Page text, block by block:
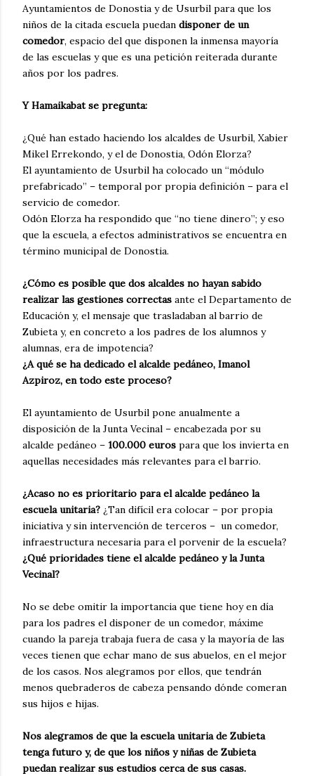
Ayuntamientos de Donostia y de Usurbil para que los
niños de la citada escuela puedan disponer de un
comedor, espacio del que disponen la inmensa mayoría
de las escuelas y que es una petición reiterada durante
años por los padres.
Y Hamaikabat se pregunta:
¿Qué han estado haciendo los alcaldes de Usurbil, Xabier
Mikel Errekondo, y el de Donostia, Odón Elorza?
El ayuntamiento de Usurbil ha colocado un “módulo
prefabricado” – temporal por propia definición – para el
servicio de comedor.
Odón Elorza ha respondido que “no tiene dinero”; y eso
que la escuela, a efectos administrativos se encuentra en
término municipal de Donostia.
¿Cómo es posible que dos alcaldes no hayan sabido
realizar las gestiones correctas ante el Departamento de
Educación y, el mensaje que trasladaban al barrio de
Zubieta y, en concreto a los padres de los alumnos y
alumnas, era de impotencia?
¿A qué se ha dedicado el alcalde pedáneo, Imanol
Azpiroz, en todo este proceso?
El ayuntamiento de Usurbil pone anualmente a
disposición de la Junta Vecinal – encabezada por su
alcalde pedáneo – 100.000 euros para que los invierta en
aquellas necesidades más relevantes para el barrio.
¿Acaso no es prioritario para el alcalde pedáneo la
escuela unitaria? ¿Tan difícil era colocar – por propia
iniciativa y sin intervención de terceros – un comedor,
infraestructura necesaria para el porvenir de la escuela?
¿Qué prioridades tiene el alcalde pedáneo y la Junta
Vecinal?
No se debe omitir la importancia que tiene hoy en día
para los padres el disponer de un comedor, máxime
cuando la pareja trabaja fuera de casa y la mayoría de las
veces tienen que echar mano de sus abuelos, en el mejor
de los casos. Nos alegramos por ellos, que tendrán
menos quebraderos de cabeza pensando dónde comeran
sus hijos e hijas.
Nos alegramos de que la escuela unitaria de Zubieta
tenga futuro y, de que los niños y niñas de Zubieta
puedan realizar sus estudios cerca de sus casas.